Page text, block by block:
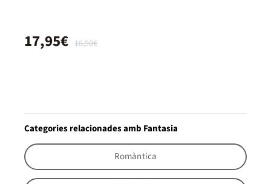
18,90€
17,95€
Categories relacionades amb Fantasia
Romàntica